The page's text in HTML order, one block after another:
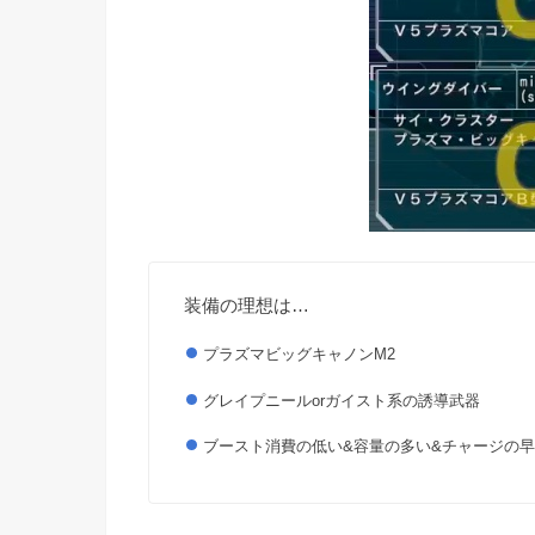
装備の理想は…
プラズマビッグキャノンM2
グレイプニールorガイスト系の誘導武器
ブースト消費の低い&容量の多い&チャージの